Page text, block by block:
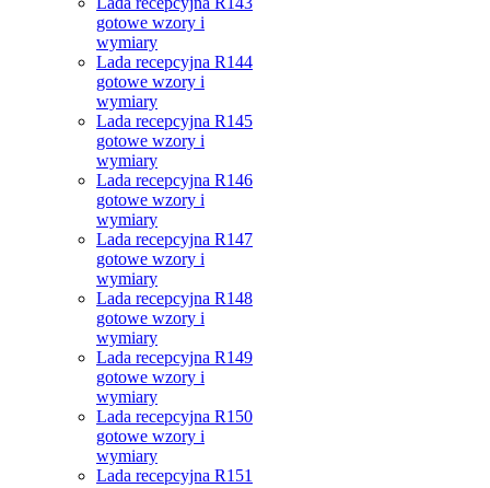
gotowe wzory i
wymiary
Lada recepcyjna R144
gotowe wzory i
wymiary
Lada recepcyjna R145
gotowe wzory i
wymiary
Lada recepcyjna R146
gotowe wzory i
wymiary
Lada recepcyjna R147
gotowe wzory i
wymiary
Lada recepcyjna R148
gotowe wzory i
wymiary
Lada recepcyjna R149
gotowe wzory i
wymiary
Lada recepcyjna R150
gotowe wzory i
wymiary
Lada recepcyjna R151